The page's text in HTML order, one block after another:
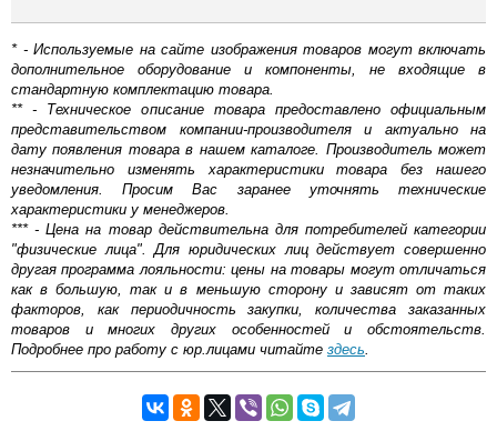
* - Используемые на сайте изображения товаров могут включать
дополнительное оборудование и компоненты, не входящие в
стандартную комплектацию товара.
** - Техническое описание товара предоставлено официальным
представительством компании-производителя и актуально на
дату появления товара в нашем каталоге. Производитель может
незначительно изменять характеристики товара без нашего
уведомления. Просим Вас заранее уточнять технические
характеристики у менеджеров.
*** - Цена на товар действительна для потребителей категории
"физические лица". Для юридических лиц действует совершенно
другая программа лояльности: цены на товары могут отличаться
как в большую, так и в меньшую сторону и зависят от таких
факторов, как периодичность закупки, количества заказанных
товаров и многих других особенностей и обстоятельств.
Подробнее про работу с юр.лицами читайте здесь
Трубы и фитинги являются основными элементами
различных инженерных коммуникаций. Независимо от